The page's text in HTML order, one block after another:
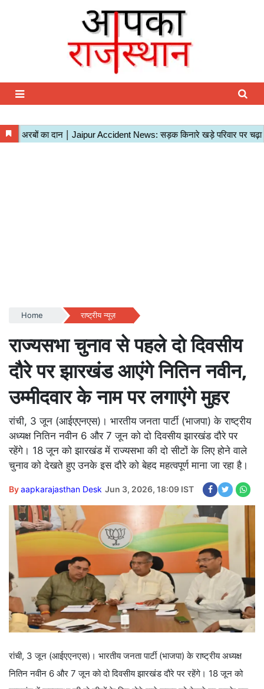
Home राष्ट्रीय न्यूज़
राज्यसभा चुनाव से पहले दो दिवसीय
दौरे पर झारखंड आएंगे नितिन नवीन,
उम्मीदवार के नाम पर लगाएंगे मुहर
रांची, 3 जून (आईएएनएस)। भारतीय जनता पार्टी (भाजपा) के राष्ट्रीय
अध्यक्ष नितिन नवीन 6 और 7 जून को दो दिवसीय झारखंड दौरे पर
रहेंगे। 18 जून को झारखंड में राज्यसभा की दो सीटों के लिए होने वाले
चुनाव को देखते हुए उनके इस दौरे को बेहद महत्वपूर्ण माना जा रहा है।
Byaapkarajasthan Desk Jun 3, 2026, 18:09 IST
रांची, 3 जून (आईएएनएस)। भारतीय जनता पार्टी (भाजपा) के राष्ट्रीय अध्यक्ष
नितिन नवीन 6 और 7 जून को दो दिवसीय झारखंड दौरे पर रहेंगे। 18 जून को